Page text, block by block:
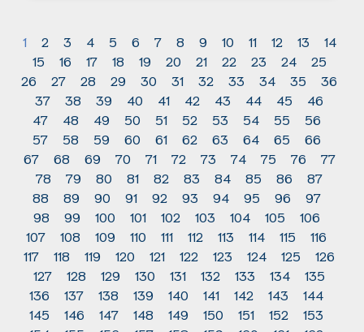
1 2 3 4 5 6 7 8 9 10 11 12 13
14
15
16 17 18 19 20 21 22 23 24
25
26
27 28 29 30 31 32 33 34 35
36
37
38 39 40 41 42 43 44 45
46
47
48 49 50 51 52 53 54 55
56
57
58 59 60 61 62 63 64 65
66
67
68 69 70 71 72 73 74 75 76
77
78
79 80 81 82 83 84 85 86
87
88
89 90 91 92 93 94 95 96
97
98
99 100 101 102 103 104 105
106
107
108 109 110 111 112 113 114 115
116
117
118 119 120 121 122 123 124 125
126
127
128 129 130 131 132 133 134
135
136
137 138 139 140 141 142 143
144
145
146 147 148 149 150 151 152
153